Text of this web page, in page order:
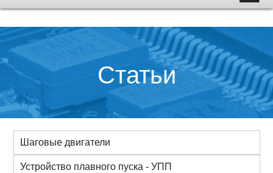
Статьи
Шаговые двигатели
Устройство плавного пуска - УПП